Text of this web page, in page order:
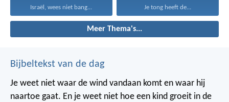
Israël, wees niet bang... Je tong heeft de...
Meer Thema's...
Bijbeltekst van de dag
Je weet niet waar de wind vandaan komt en waar hij
naartoe gaat. En je weet niet hoe een kind groeit in de